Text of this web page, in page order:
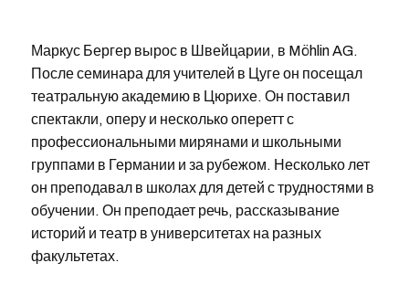
Маркус Бергер вырос в Швейцарии, в Möhlin AG.
После семинара для учителей в Цуге он посещал
театральную академию в Цюрихе. Он поставил
спектакли, оперу и несколько оперетт с
профессиональными мирянами и школьными
группами в Германии и за рубежом. Несколько лет
он преподавал в школах для детей с трудностями в
обучении. Он преподает речь, рассказывание
историй и театр в университетах на разных
факультетах.